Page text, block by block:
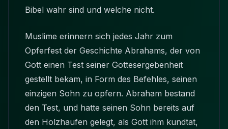
Bibel wahr sind und welche nicht.
Muslime erinnern sich jedes Jahr zum
Opferfest der Geschichte Abrahams, der von
Gott einen Test seiner Gottesergebenheit
gestellt bekam, in Form des Befehles, seinen
einzigen Sohn zu opfern. Abraham bestand
den Test, und hatte seinen Sohn bereits auf
den Holzhaufen gelegt, als Gott ihm kundtat,